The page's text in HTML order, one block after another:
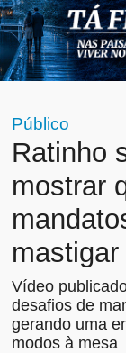
Público
Ratinho
mostrar
Vídeo
desafios de
gerando uma
modos à mesa